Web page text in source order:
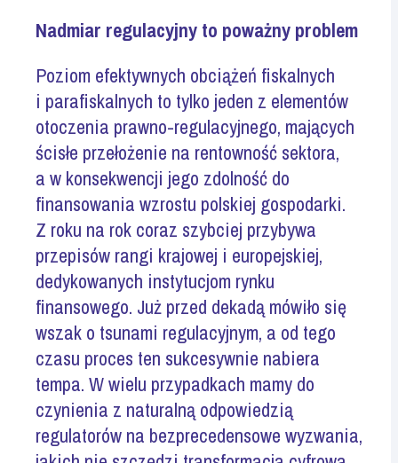
Nadmiar regulacyjny to poważny problem
Poziom efektywnych obciążeń fiskalnych
i parafiskalnych to tylko jeden z elementów
otoczenia prawno-regulacyjnego, mających
ścisłe przełożenie na rentowność sektora,
a w konsekwencji jego zdolność do
finansowania wzrostu polskiej gospodarki.
Z roku na rok coraz szybciej przybywa
przepisów rangi krajowej i europejskiej,
dedykowanych instytucjom rynku
finansowego. Już przed dekadą mówiło się
wszak o tsunami regulacyjnym, a od tego
czasu proces ten sukcesywnie nabiera
tempa. W wielu przypadkach mamy do
czynienia z naturalną odpowiedzią
regulatorów na bezprecedensowe wyzwania,